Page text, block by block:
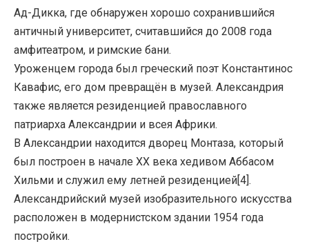
Ад-Дикка, где обнаружен хорошо сохранившийся
античный университет, считавшийся до 2008 года
амфитеатром, и римские бани.
Уроженцем города был греческий поэт Константинос
Кавафис, его дом превращён в музей. Александрия
также является резиденцией православного
патриарха Александрии и всея Африки.
В Александрии находится дворец Монтаза, который
был построен в начале XX века хедивом Аббасом
Хильми и служил ему летней резиденцией[4].
Александрийский музей изобразительного искусства
расположен в модернистском здании 1954 года
постройки.